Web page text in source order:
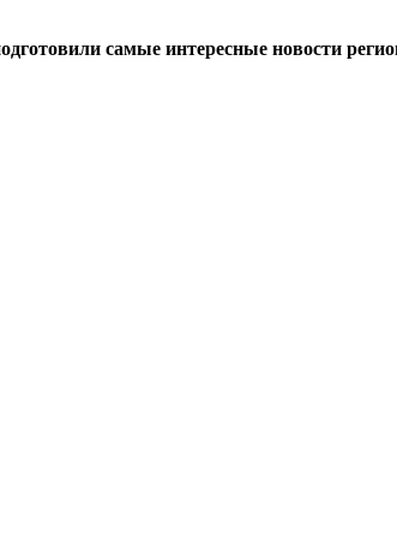
самые интересные новости